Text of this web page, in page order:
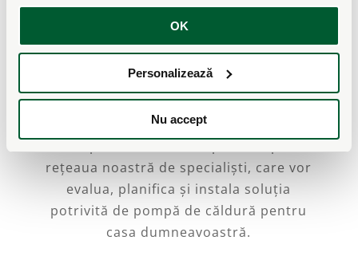
OK
Personalizează
Nu accept
Retea de Parteneri
Specializati
rețeaua noastră de specialiști, care vor
evalua, planifica și instala soluția
potrivită de pompă de căldură pentru
casa dumneavoastră.